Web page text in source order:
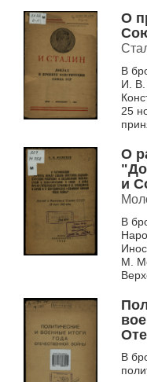
О
В
И. В.
25
О
и
и
В
М.
В